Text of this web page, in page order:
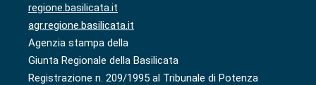
regione.basilicata.it
agr.regione.basilicata.it
Agenzia stampa della
Giunta Regionale della Basilicata
Registrazione n. 209/1995 al Tribunale di Potenza